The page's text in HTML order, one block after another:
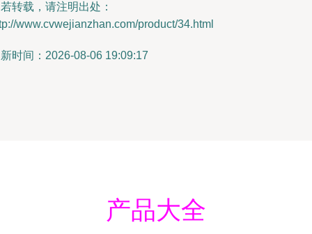
转载，请注明出处：
www.cvwejianzhan.com/product/34.html
时间：2026-08-06 19:09:17
产品大全